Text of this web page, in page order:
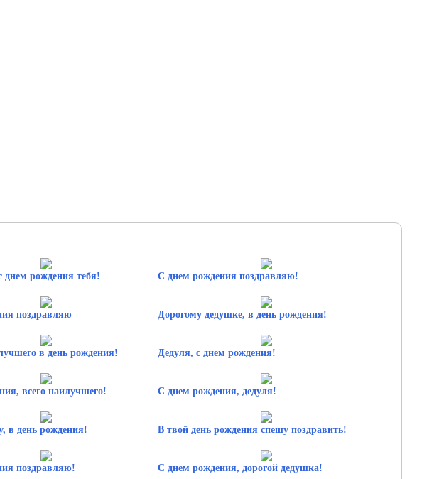
днем рождения тебя! С днем рождения поздравляю!
поздравляю Дорогому дедушке, в день рождения!
в день рождения! Дедуля, с днем рождения!
всего наилучшего! С днем рождения, дедуля!
в день рождения! В твой день рождения спешу поздравить!
поздравляю! С днем рождения, дорогой дедушка!